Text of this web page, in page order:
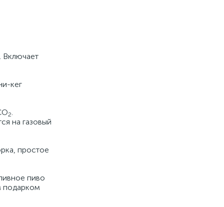
Включает
кег
2.
на газовый
простое
пиво
подарком